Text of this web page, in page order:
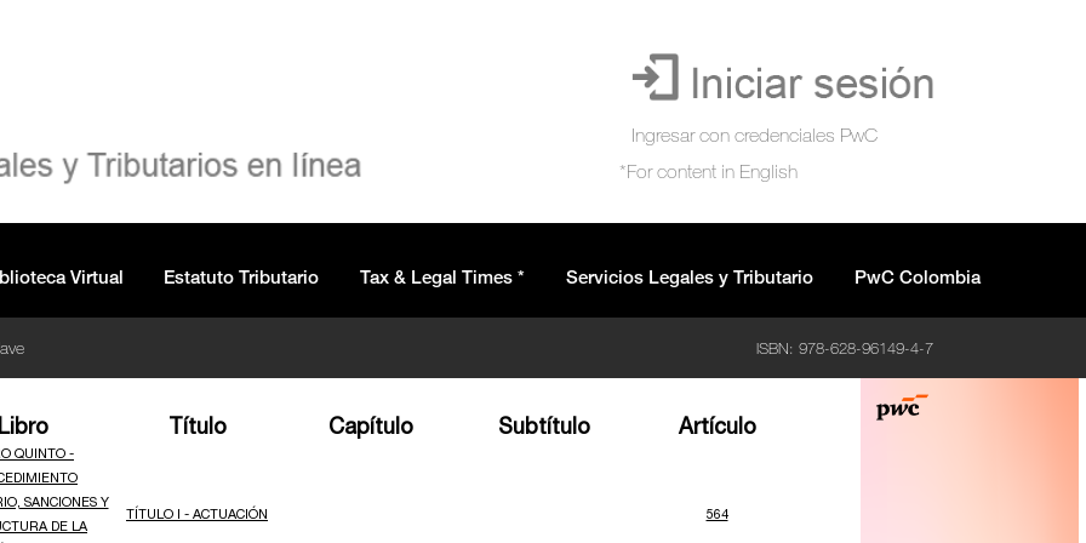
Virtual Estatuto Tributario Tax & Legal Times * Servicios Legales y Tributario PwC Colombia
ISBN: 978-628-96149-4-7